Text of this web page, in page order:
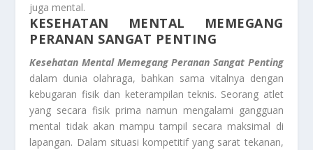
juga mental.
KESEHATAN MENTAL MEMEGANG
PERANAN SANGAT PENTING
Kesehatan Mental Memegang Peranan Sangat Penting
dalam dunia olahraga, bahkan sama vitalnya dengan
kebugaran fisik dan keterampilan teknis. Seorang atlet
yang secara fisik prima namun mengalami gangguan
mental tidak akan mampu tampil secara maksimal di
lapangan. Dalam situasi kompetitif yang sarat tekanan,